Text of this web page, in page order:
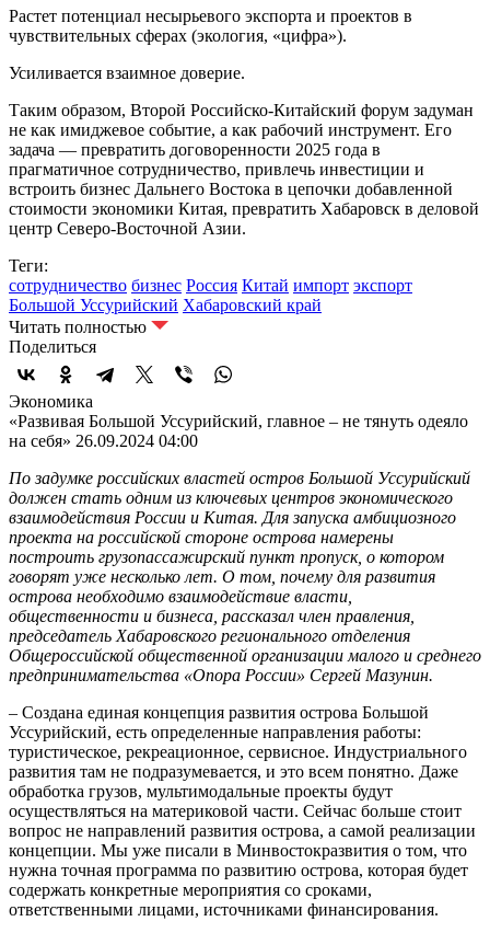
Растет потенциал несырьевого экспорта и проектов в
чувствительных сферах (экология, «цифра»).
Усиливается взаимное доверие.
Таким образом, Второй Российско‑Китайский форум задуман
не как имиджевое событие, а как рабочий инструмент. Его
задача — превратить договоренности 2025 года в
прагматичное сотрудничество, привлечь инвестиции и
встроить бизнес Дальнего Востока в цепочки добавленной
стоимости экономики Китая, превратить Хабаровск в деловой
центр Северо-Восточной Азии.
Теги:
сотрудничество бизнес Россия Китай импорт экспорт
Большой Уссурийский Хабаровский край
Читать полностью
Поделиться
Экономика
«Развивая Большой Уссурийский, главное – не тянуть одеяло
на себя» 26.09.2024 04:00
По задумке российских властей остров Большой Уссурийский
должен стать одним из ключевых центров экономического
взаимодействия России и Китая. Для запуска амбициозного
проекта на российской стороне острова намерены
построить грузопассажирский пункт пропуск, о котором
говорят уже несколько лет. О том, почему для развития
острова необходимо взаимодействие власти,
общественности и бизнеса, рассказал член правления,
председатель Хабаровского регионального отделения
Общероссийской общественной организации малого и среднего
предпринимательства «Опора России» Сергей Мазунин.
– Создана единая концепция развития острова Большой
Уссурийский, есть определенные направления работы:
туристическое, рекреационное, сервисное. Индустриального
развития там не подразумевается, и это всем понятно. Даже
обработка грузов, мультимодальные проекты будут
осуществляться на материковой части. Сейчас больше стоит
вопрос не направлений развития острова, а самой реализации
концепции. Мы уже писали в Минвостокразвития о том, что
нужна точная программа по развитию острова, которая будет
содержать конкретные мероприятия со сроками,
ответственными лицами, источниками финансирования.